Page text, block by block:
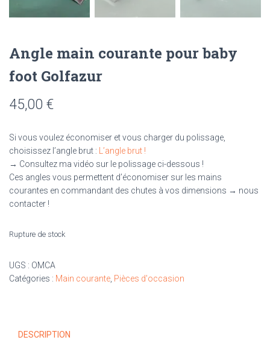
Angle main courante pour baby
foot Golfazur
45,00 €
Si vous voulez économiser et vous charger du polissage,
choisissez l’angle brut : L’angle brut !
→ Consultez ma vidéo sur le polissage ci-dessous !
Ces angles vous permettent d’économiser sur les mains
courantes en commandant des chutes à vos dimensions → nous
contacter !
Rupture de stock
UGS : OMCA
Catégories : Main courante Pièces d'occasion
DESCRIPTION